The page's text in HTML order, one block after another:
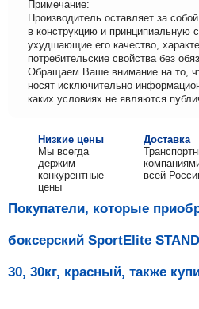
Примечание:
Производитель оставляет за
в конструкцию и принципиальную
ухудшающие его качество,
потребительские свойства без
Обращаем Ваше внимание на то,
носят исключительно
каких условиях не являются
Низкие цены
Мы всегда
держим
конкурентные
цены
Доставка
всей
Покупатели, которые
боксерский SportElite
30, 30кг, красный, также